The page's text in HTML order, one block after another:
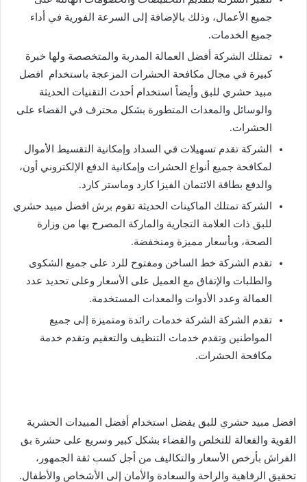
جميع الأعمال، وذلك بالإضافة إلى السرعة الفورية في أداء
جميع الخدمات.
تمتلك الشركة أفضل العمالة المدربة والمتخصصة ولها خبرة
كبيرة في مجال مكافحة الحشرات المزعجة باستخدام افضل
مبيد حشري للبق وأيضاً استخدام أحدث التقنيات الحديثة
والوسائل والمعدات المتطورة بشكل محترف في القضاء على
الحشرات.
الشركة تقدم تسهيلات في السداد وإمكانية التقسيط الأموال
لمكافحة جميع أنواع الحشرات وإمكانية الدفع الإلكتروني أون،
والدفع بطاقة الائتمان الفيزا كارد وماستر كارد.
الشركة تمتلك الماكينات الحديثة تقوم برش افضل مبيد حشري
للبق ذات العلامة التجارية والماركة المصرح بها من وزارة
الصحة، وبأسعار مميزة ومنخفضة.
تقدم الشركة خط الساخن ومفتوح للرد على جميع الشكوى
والطلبات والإتفاق مع العميل على الأسعار وعلى تحديد عدد
العمالة وعدد الأدوات والمعدات المستخدمة.
تقدم الشركة الشركة خدمات رائدة ومتميزة إلى جميع
المواطنين وتقدم خدمات التنظيف والتعقيم وتقدم خدمة
مكافحة الحشرات.
افضل مبيد حشري للبق يفضل استخدام أفضل المبيدات الحشرية
القوية والفعالة للتخلص والقضاء بشكل كبير وسريع على حشرة بق
الفراش بأرخص الأسعار والتكاليف من أجل كسب ثقة الجمهور،
تحقيق الرفاهية والراحة والسعادة والأمان إلى الأشخاص والأطفال.